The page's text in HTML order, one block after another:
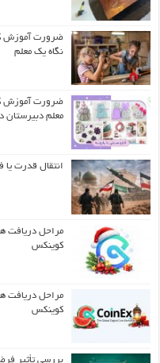
ضرورت آموزش
نگاه یک معلم
ضرورت آموزش
معلم دبیرستان
انتقال قدرت یا
مراحل دریافت
کوینکس
مراحل دریافت
کوینکس
بررسی تأثیر